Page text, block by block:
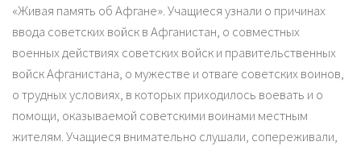
«Живая память об Афгане». Учащиеся узнали о причинах
ввода советских войск в Афганистан, о совместных
военных действиях советских войск и правительственных
войск Афганистана, о мужестве и отваге советских воинов,
о трудных условиях, в которых приходилось воевать и о
помощи, оказываемой советскими воинами местным
жителям. Учащиеся внимательно слушали, сопереживали,